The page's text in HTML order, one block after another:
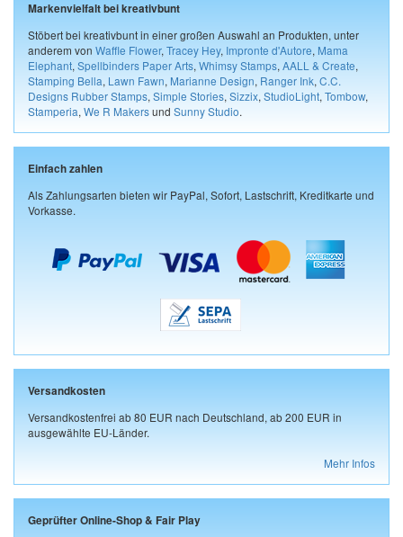
Markenvielfalt bei kreativbunt
Stöbert bei kreativbunt in einer großen Auswahl an Produkten, unter
anderem von Waffle Flower, Tracey Hey, Impronte d'Autore, Mama
Elephant, Spellbinders Paper Arts, Whimsy Stamps, AALL & Create,
Stamping Bella, Lawn Fawn, Marianne Design, Ranger Ink, C.C.
Designs Rubber Stamps, Simple Stories, Sizzix, StudioLight, Tombow,
Stamperia, We R Makersund Sunny Studio.
Einfach zahlen
Als Zahlungsarten bieten wir PayPal, Sofort, Lastschrift, Kreditkarte und
Vorkasse.
Versandkosten
Versandkostenfrei ab 80 EUR nach Deutschland, ab 200 EUR in
ausgewählte EU-Länder.
Mehr Infos
Geprüfter Online-Shop & Fair Play